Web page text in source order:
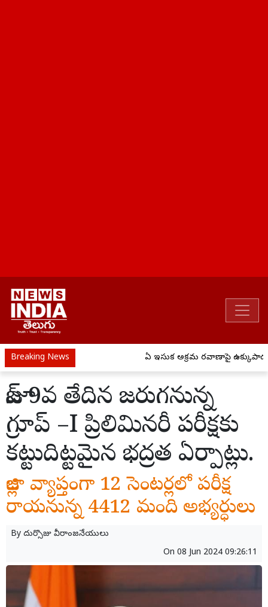
Breaking News ఏపీ ఇసుక అక్రమ రవాణాపై ఉక్కుపాదం..
జూన్ 9వ తేదిన జరుగనున్న
గ్రూప్ –I ప్రిలిమినరీ పరీక్షకు
కట్టుదిట్టమైన భద్రత ఏర్పాట్లు.
జిల్లా వ్యాప్తంగా 12 సెంటర్లలో పరీక్ష
రాయనున్న 4412 మంది అభ్యర్ధులు
By దుర్సొజు వీరాంజనేయులు
On 08 Jun 2024 09:26:11